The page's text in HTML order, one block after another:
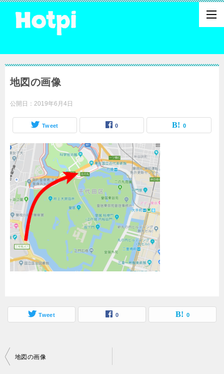
地図の画像
公開日： 2019年6月4日
Tweet 0 0
Tweet 0 0
投
地図の画像